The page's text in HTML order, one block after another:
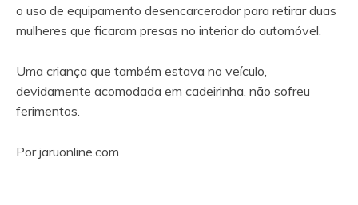
o uso de equipamento desencarcerador para retirar duas
mulheres que ficaram presas no interior do automóvel.
Uma criança que também estava no veículo,
devidamente acomodada em cadeirinha, não sofreu
ferimentos.
Por jaruonline.com